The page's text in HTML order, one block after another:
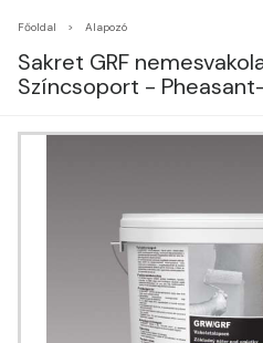
Főoldal Alapozó
Sakret GRF
Színcsoport -